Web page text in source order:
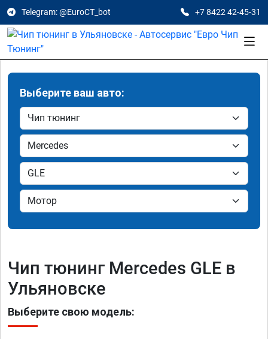
Telegram: @EuroCT_bot +7 8422 42-45-31
Выберите ваш авто:
Чип тюнинг Mercedes GLE в
Ульяновске
Выберите свою модель: